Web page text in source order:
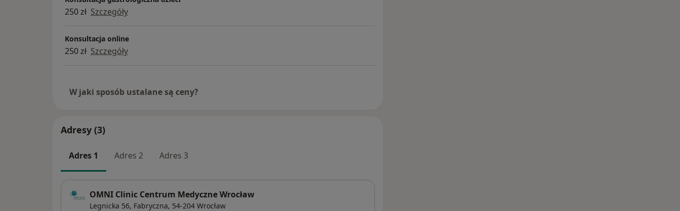
250 zł Szczegóły
Konsultacja online
250 zł Szczegóły
W jaki sposób ustalane są ceny?
Adresy (3)
Adres 1 Adres 2 Adres 3
OMNI Clinic Centrum Medyczne Wrocław
Legnicka 56, Fabryczna, 54-204 Wrocław